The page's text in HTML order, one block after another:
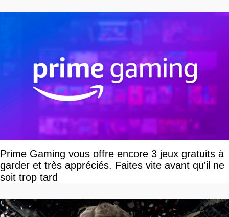
Prime Gaming vous offre encore 3 jeux gratuits à
garder et très appréciés. Faites vite avant qu'il ne
soit trop tard